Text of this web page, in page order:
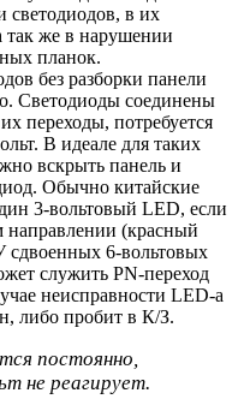
в их
так же в нарушении
планок.
без разборки панели
Светодиоды соединены
переходы, потребуется
В идеале для таких
вскрыть панель и
Обычно китайские
3-вольтовый LED, если
(красный
сдвоенных 6-вольтовых
служить PN-переход
неисправности LED-а
либо пробит в К/З.
постоянно,
не реагирует.